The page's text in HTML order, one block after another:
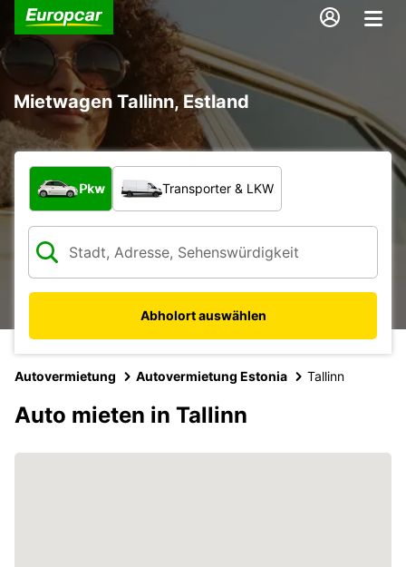
Mietwagen Tallinn, Estland
Welche Art von Fahrzeug?
Pkw Transporter & LKW
Abholort auswählen
Autovermietung Autovermietung Estonia Tallinn
Auto mieten in Tallinn